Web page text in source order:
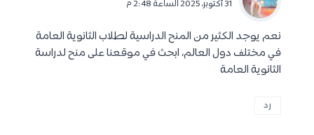
31 أكتوبر، 2025 الساعة 2:48 م
نعم يوجد الكثير من المنح الدراسية لطلاب الثانوية العامة
في مختلف دول العالم، ابحث في موقعنا على منح لدراسة
الثانوية العامة
رد